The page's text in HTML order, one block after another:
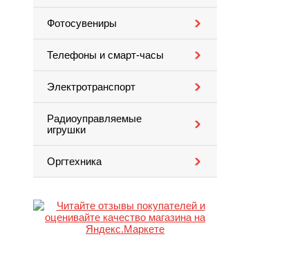
Фотосувениры
Телефоны и смарт-часы
Электротранспорт
Радиоуправляемые
игрушки
Оргтехника